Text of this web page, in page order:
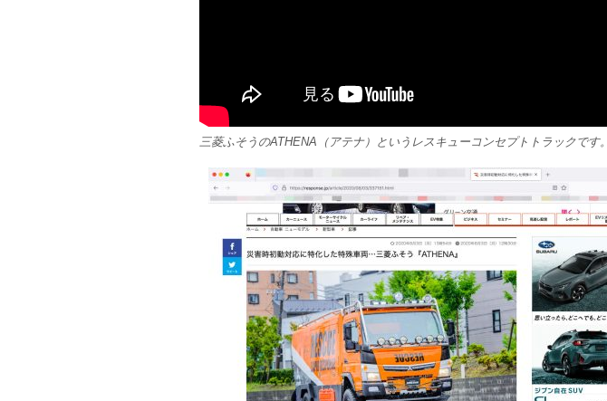
三菱ふそうのATHENA（アテナ）というレスキューコンセプトトラックです。